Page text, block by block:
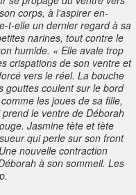
corps, à l'aspirer en-
t-elle un dernier regard à sa
narines, tout contre le
humide. « Elle avale trop
crispations de son ventre et
vers le réel. La bouche
gouttes coulent sur le bord
les joues de sa fille,
le ventre de Déborah
Jasmine tète et tète
qui perle sur son front
nouvelle contraction
à son sommeil. Les